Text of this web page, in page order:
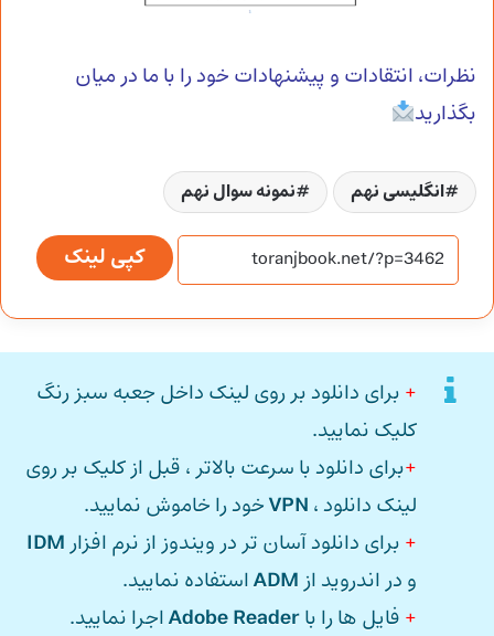
نظرات، انتقادات و پیشنهادات خود را با ما در میان
بگذارید
انگلیسی نهم نمونه سوال نهم
کپی لینک
+ برای دانلود بر روی لینک داخل جعبه سبز رنگ
کلیک نمایید.
+برای دانلود با سرعت بالاتر ، قبل از کلیک بر روی
لینک دانلود ، VPNخود را خاموش نمایید.
+ برای دانلود آسان تر در ویندوز از نرم افزار IDM
و در اندروید از ADMاستفاده نمایید.
+ فایل ها را باAdobe Readerاجرا نمایید.